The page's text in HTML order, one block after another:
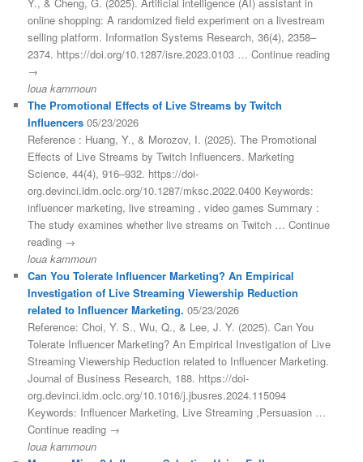
online shopping: A randomized field experiment on a livestream
selling platform. Information Systems Research, 36(4), 2358–
2374. https://doi.org/10.1287/isre.2023.0103 … Continue reading
→
loua kammoun
The Promotional Effects of Live Streams by Twitch
Influencers 05/23/2026
Reference : Huang, Y., & Morozov, I. (2025). The Promotional
Effects of Live Streams by Twitch Influencers. Marketing
Science, 44(4), 916–932. https://doi-
org.devinci.idm.oclc.org/10.1287/mksc.2022.0400 Keywords:
influencer marketing, live streaming , video games Summary :
The study examines whether live streams on Twitch … Continue
reading →
loua kammoun
Can You Tolerate Influencer Marketing? An Empirical
Investigation of Live Streaming Viewership Reduction
related to Influencer Marketing. 05/23/2026
Reference: Choi, Y. S., Wu, Q., & Lee, J. Y. (2025). Can You
Tolerate Influencer Marketing? An Empirical Investigation of Live
Streaming Viewership Reduction related to Influencer Marketing.
Journal of Business Research, 188. https://doi-
org.devinci.idm.oclc.org/10.1016/j.jbusres.2024.115094
Keywords: Influencer Marketing, Live Streaming ,Persuasion …
Continue reading →
loua kammoun